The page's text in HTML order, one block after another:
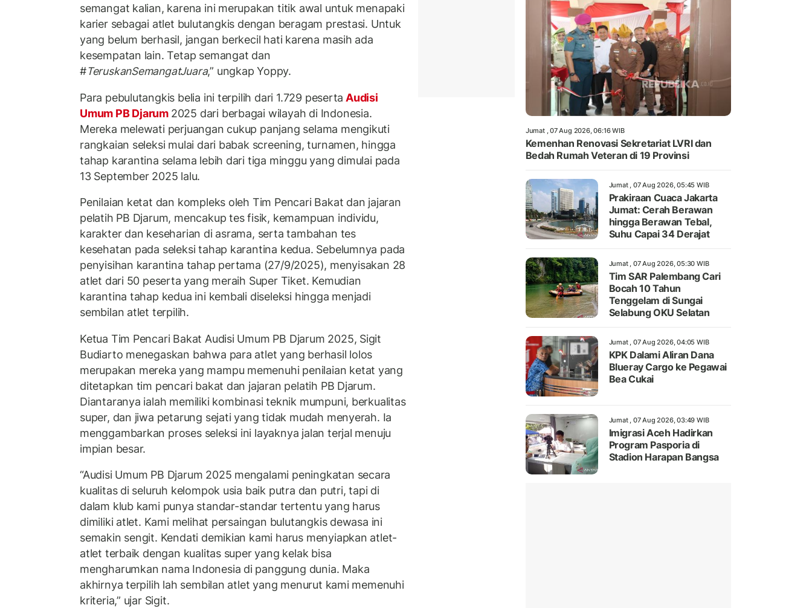
semangat kalian, karena ini merupakan titik awal untuk menapaki
karier sebagai atlet bulutangkis dengan beragam prestasi. Untuk
yang belum berhasil, jangan berkecil hati karena masih ada
kesempatan lain. Tetap semangat dan
#TeruskanSemangatJuara,” ungkap Yoppy.
Para pebulutangkis belia ini terpilih dari 1.729 peserta Audisi
Umum PB Djarum 2025 dari berbagai wilayah di Indonesia.
Mereka melewati perjuangan cukup panjang selama mengikuti
rangkaian seleksi mulai dari babak screening, turnamen, hingga
tahap karantina selama lebih dari tiga minggu yang dimulai pada
13 September 2025 lalu.
Penilaian ketat dan kompleks oleh Tim Pencari Bakat dan jajaran
pelatih PB Djarum, mencakup tes fisik, kemampuan individu,
karakter dan keseharian di asrama, serta tambahan tes
kesehatan pada seleksi tahap karantina kedua. Sebelumnya pada
penyisihan karantina tahap pertama (27/9/2025), menyisakan 28
atlet dari 50 peserta yang meraih Super Tiket. Kemudian
karantina tahap kedua ini kembali diseleksi hingga menjadi
sembilan atlet terpilih.
Ketua Tim Pencari Bakat Audisi Umum PB Djarum 2025, Sigit
Budiarto menegaskan bahwa para atlet yang berhasil lolos
merupakan mereka yang mampu memenuhi penilaian ketat yang
ditetapkan tim pencari bakat dan jajaran pelatih PB Djarum.
Diantaranya ialah memiliki kombinasi teknik mumpuni, berkualitas
super, dan jiwa petarung sejati yang tidak mudah menyerah. Ia
menggambarkan proses seleksi ini layaknya jalan terjal menuju
impian besar.
“Audisi Umum PB Djarum 2025 mengalami peningkatan secara
kualitas di seluruh kelompok usia baik putra dan putri, tapi di
dalam klub kami punya standar-standar tertentu yang harus
dimiliki atlet. Kami melihat persaingan bulutangkis dewasa ini
semakin sengit. Kendati demikian kami harus menyiapkan atlet-
atlet terbaik dengan kualitas super yang kelak bisa
mengharumkan nama Indonesia di panggung dunia. Maka
akhirnya terpilih lah sembilan atlet yang menurut kami memenuhi
kriteria,” ujar Sigit.
Jumat , 07 Aug 2026, 06:16 WIB
Kemenhan Renovasi Sekretariat LVRI dan
Bedah Rumah Veteran di 19 Provinsi
Jumat , 07 Aug 2026, 05:45 WIB
Prakiraan Cuaca Jakarta
Jumat: Cerah Berawan
hingga Berawan Tebal,
Suhu Capai 34 Derajat
Jumat , 07 Aug 2026, 05:30 WIB
Tim SAR Palembang Cari
Bocah 10 Tahun
Tenggelam di Sungai
Selabung OKU Selatan
Jumat , 07 Aug 2026, 04:05 WIB
KPK Dalami Aliran Dana
Blueray Cargo ke Pegawai
Bea Cukai
Jumat , 07 Aug 2026, 03:49 WIB
Imigrasi Aceh Hadirkan
Program Pasporia di
Stadion Harapan Bangsa